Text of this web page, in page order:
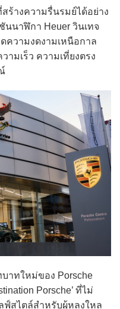
ร้างความรื่นรมย์ได้อย่าง
นนาฬิกา Heuer วินเทจ
ความงดงามเหนือกาล
มเร็ว ความเที่ยงตรง
ใหม่ของ Porsche
Porsche’ ที่ไม่
ฟ์สไตล์สำหรับผู้หลงใหล